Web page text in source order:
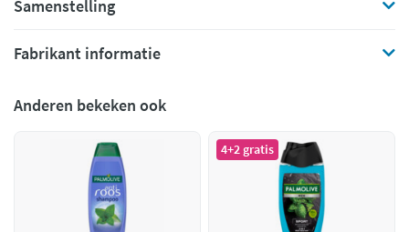
Samenstelling
Fabrikant informatie
Anderen bekeken ook
4+2 gratis